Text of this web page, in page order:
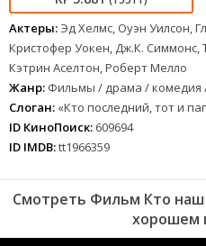
Актеры: Эд Хелмс, Оуэн Уилсон,
Кристофер Уокен, Дж.К. Симмонс,
Кэтрин Аселтон, Роберт Мелло
Жанр: Фильмы / драма / комедия
Слоган: «Кто последний, тот и
ID КиноПоиск: 609694
ID IMDB:tt1966359
Смотреть Фильм Кто наш
хорошем